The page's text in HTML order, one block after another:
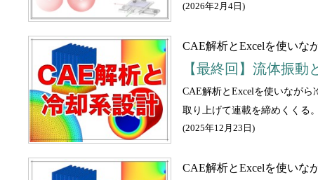
(2026年2月4日 )
CAE解析とExcelを使いな
【最終回】流体振動
CAE解析とExcelを使いなが
取り上げて連載を締めくくる。
(2025年12月23日 )
CAE解析とExcelを使いな